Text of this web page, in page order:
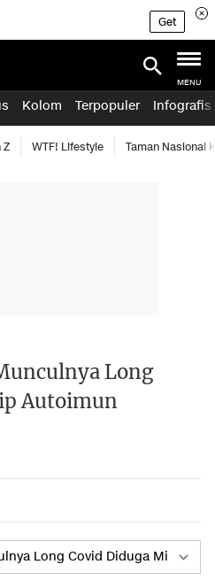
Get
MENU
Kolom Terpopuler Infografis
Z WTF! Lifestyle Taman Nasional
Long
Autoimun